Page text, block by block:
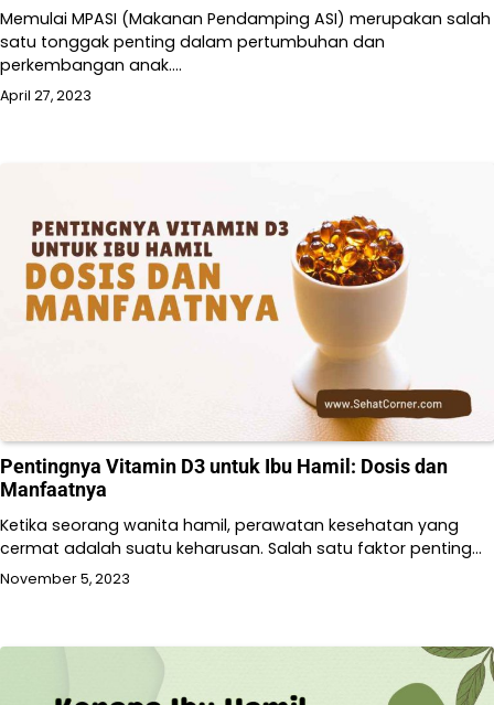
Memulai MPASI (Makanan Pendamping ASI) merupakan salah
satu tonggak penting dalam pertumbuhan dan
perkembangan anak.…
April 27, 2023
Pentingnya Vitamin D3 untuk Ibu Hamil: Dosis dan
Manfaatnya
Ketika seorang wanita hamil, perawatan kesehatan yang
cermat adalah suatu keharusan. Salah satu faktor penting…
November 5, 2023